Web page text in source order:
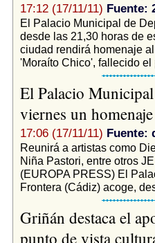
17:12 (17/11/11) Fuente:
El Palacio Municipal de
desde las 21,30 horas de
ciudad rendirá homenaje
'Moraíto Chico', fallecido el
El Palacio Municipal
viernes un
17:06 (17/11/11) Fuente:
Reunirá a artistas como
Niña Pastori, entre otros
(EUROPA PRESS) El
Frontera (Cádiz) acoge,
Griñán destaca el
punto de vista